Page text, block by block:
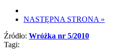
NASTĘPNA STRONA »
Źródło: Wróżka nr 5/2010
Tagi: